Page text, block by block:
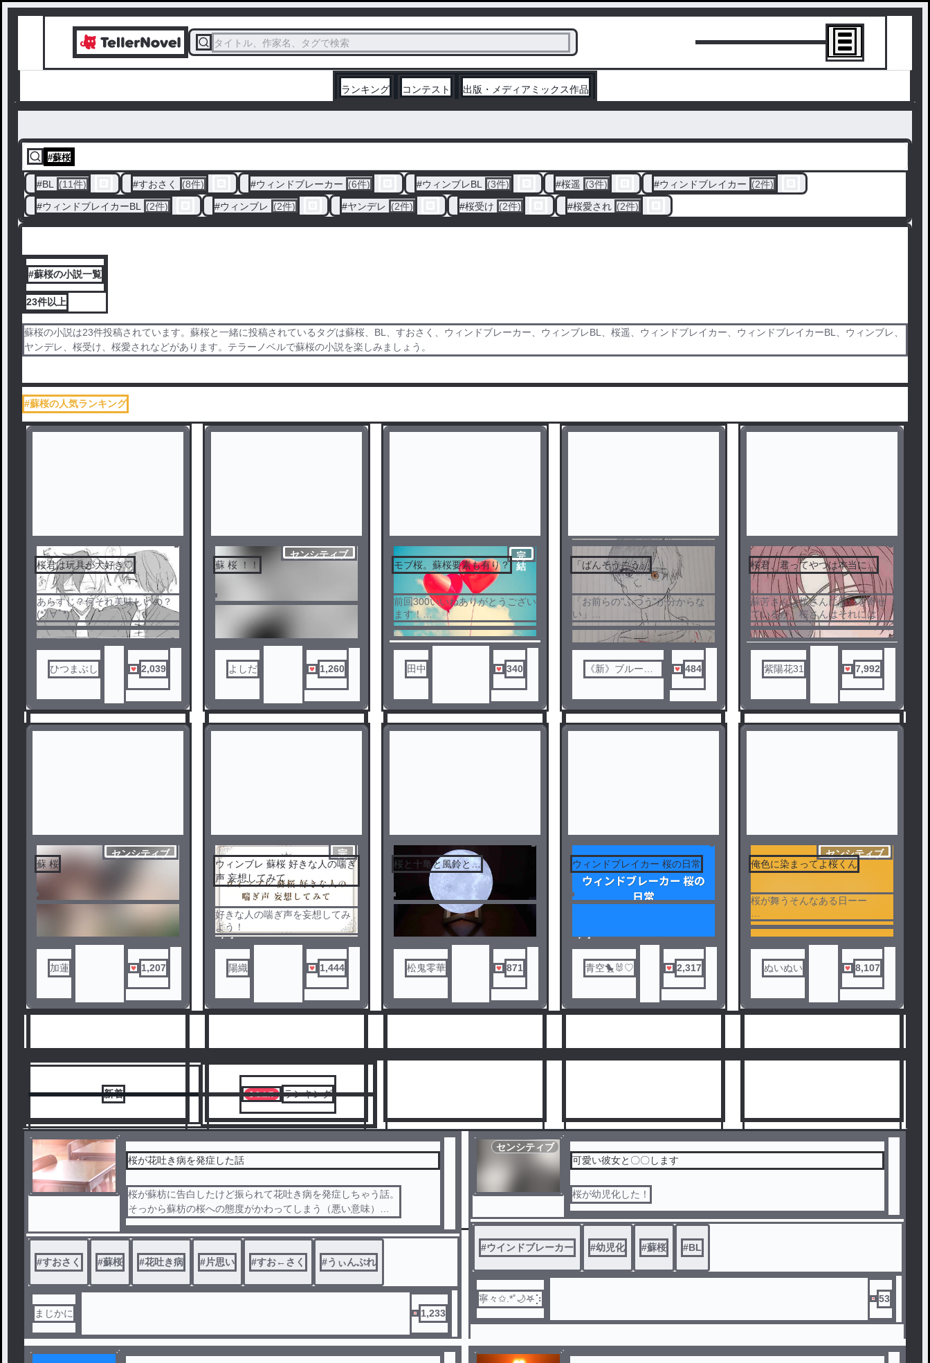
タイトル、作家名、タグで検索
ランキング コンテスト 出版・メディアミックス作品
#蘇桜
#BL (11件) #すおさく (8件) #ウィンドブレーカー (6件) #ウィンブレBL (3件) #桜遥 (3件) #ウィンドブレイカー (2件)
#ウィンドブレイカーBL (2件) #ウィンブレ (2件) #ヤンデレ (2件) #桜受け (2件) #桜愛され (2件)
#蘇桜の小説一覧
23件以上
蘇桜の小説は23件投稿されています。蘇桜と一緒に投稿されているタグは蘇桜、BL、すおさく、ウィンドブレーカー、ウィンブレBL、桜遥、ウィンドブレイカー、ウィンドブレイカーBL、ウィンブレ、
ヤンデレ、桜受け、桜愛されなどがあります。テラーノベルで蘇桜の小説を楽しみましょう。
#蘇桜の人気ランキング
桜君は玩具が大好き♡
あらすじ？何それ美味しいの？
(*ﾟ∀ﾟ*)
ひつまぶし 2,039
1
センシティブ
蘇 桜 ！！
よしだ 1,260
2
完
結
モブ桜。蘇桜要素も有り？
前回300いいねありがとうござい
ます！
続きです！
田中 340
3
「ばんそうこう」
「お前らの"ふつう"が分からな
い」
桜くんが、ボウフウリンの皆に
出逢い、初めて知る
いろいろな感情を受け………
《新》ブルーロ
484
4
桜君、君ってやつは本当に…
蘇芳さんは桜さんに思いを寄せ
ているが、桜さんはそれには気
づいてない様子…
そしてそこから蘇芳さんはある
行動に出た…
紫陽花31
7,992
5
センシティブ
蘇 桜
加蓮 1,207
ノベ
完
結
ウィンブレ 蘇桜 好きな人の喘ぎ
声 妄想してみて
好きな人の喘ぎ声を妄想してみ
よう！
陽織 1,444
7
桜と十亀と風鈴と…
松鬼零華 871
8
ノベ
ウィンドブレイカー 桜の日常
青空🐤🐰♡ 2,317
9
センシティブ
俺色に染まってよ桜くん
桜が舞うそんなある日ーー
「好きだよ」と告白され付き合
うことになった桜と蘇枋
2人の関係は良好に見えたが蘇枋
は桜に言ってないもう1つの顔が
これは少し歪みつつも愛し合う2
※蘇枋さんヤンデレになります
※練習のつもりなので暖かい目
ぬいぬい 8,107
10
新着 ランキング
桜が花吐き病を発症した話
桜が蘇枋に告白したけど振られて花吐き病を発症しちゃう話。
そっから蘇枋の桜への態度がかわってしまう（悪い意味）
･死ネタは苦手なので避けます
･すおさく以外のCPはないです
#すおさく #蘇桜 #花吐き病 #片思い #すお←さく #うぃんぶれ
まじかに 1,233
センシティブ
可愛い彼女と〇〇します
桜が幼児化した！
#ウインドブレーカー #幼児化 #蘇桜 #BL
寧々✩.*˚🌙‎𖤐⡱ 53